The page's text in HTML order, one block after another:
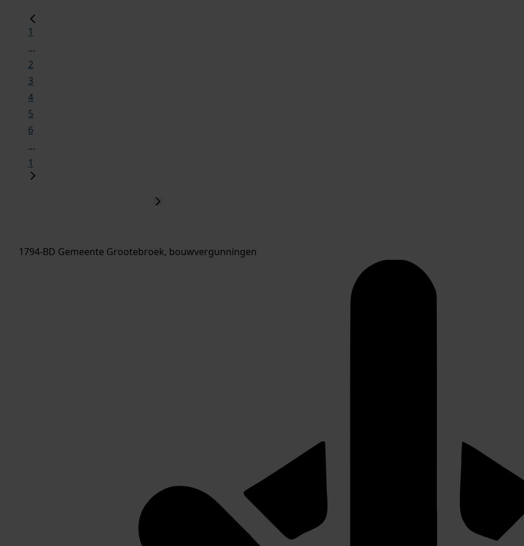
1
...
2
3
4
5
6
...
1
1794-BD Gemeente Grootebroek, bouwvergunningen